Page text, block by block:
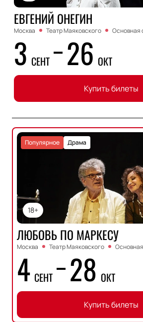
ЕВГЕНИЙ ОНЕГИН
Москва Театр Маяковского Основная
3 СЕНТ 26 ОКТ
Купить билеты
18+
Драма
Популярное
ЛЮБОВЬ ПО МАРКЕСУ
Москва Театр Маяковского
4 СЕНТ 28 ОКТ
Купить билеты